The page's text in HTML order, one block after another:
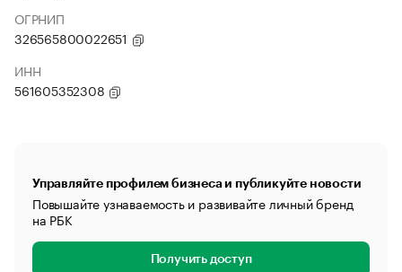
ОГРНИП
326565800022651
ИНН
561605352308
Управляйте профилем бизнеса и публикуйте новости
Повышайте узнаваемость и развивайте личный бренд
на РБК
Получить доступ